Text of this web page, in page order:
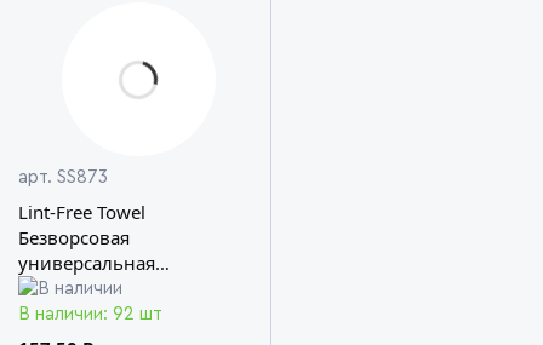
арт. SS873
Lint-Free Towel
Безворсовая
универсальная
микрофибра стрейч Shine
Systems
В наличии: 92 шт